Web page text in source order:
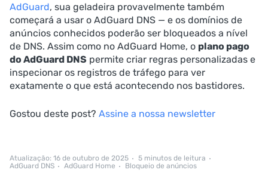
AdGuard, sua geladeira provavelmente também
começará a usar o AdGuard DNS — e os domínios de
anúncios conhecidos poderão ser bloqueados a nível
de DNS. Assim como no AdGuard Home, o plano pago
do AdGuard DNS permite criar regras personalizadas e
inspecionar os registros de tráfego para ver
exatamente o que está acontecendo nos bastidores.
Gostou deste post? Assine a nossa newsletter
Atualização: 16 de outubro de 2025
5 minutos de leitura
AdGuard DNS
AdGuard Home Bloqueio de anúncios